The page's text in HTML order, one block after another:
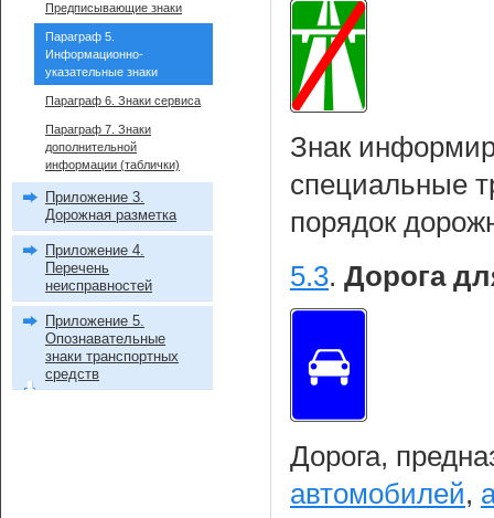
Знак
специальные
порядок
5.3. Дорога
Дорога,
автомобилей,
Предписывающие знаки
Параграф 5.
Информационно-
указательные знаки
Параграф 6. Знаки сервиса
Параграф 7. Знаки
дополнительной
информации (таблички)
Приложение 3.
Дорожная разметка
Приложение 4.
Перечень
неисправностей
Приложение 5.
Опознавательные
знаки транспортных
средств